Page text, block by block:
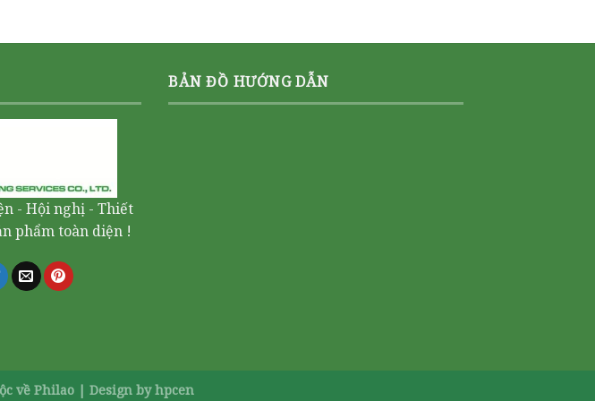
- Hội nghị - Thiết
phẩm toàn diện !
BẢN ĐỒ HƯỚNG DẪN
về Philao | Design by hpcen